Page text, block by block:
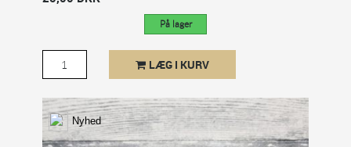
På lager
LÆG I KURV
Nyhed